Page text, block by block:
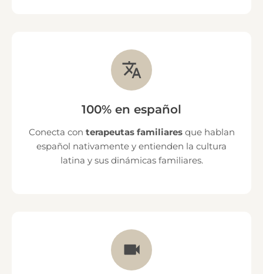
100% en español
Conecta con terapeutas familiaresque hablan
español nativamente y entienden la cultura
latina y sus dinámicas familiares.